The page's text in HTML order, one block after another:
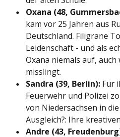
Oxana (48,
kam vor 25 Jahren aus
Deutschland. Filigrane
Leidenschaft - und als
Oxana niemals auf,
misslingt.
Sandra (39, Berlin): Für
Feuerwehr und Polizei
von Niedersachsen in
Ausgleich?: Ihre
Andre (43,